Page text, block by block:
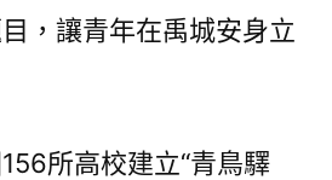
，讓青年在禹城安身立
所高校建立“青鳥驛